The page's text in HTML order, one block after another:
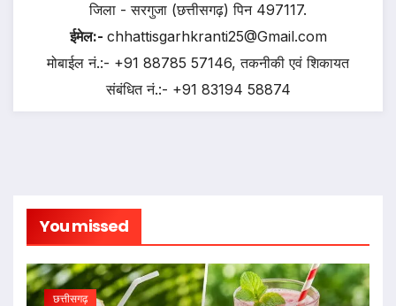
जिला - सरगुजा (छत्तीसगढ़) पिन 497117.
ईमेल:- chhattisgarhkranti25@Gmail.com
मोबाईल नं.:- +91 88785 57146, तकनीकी एवं शिकायत
संबंधित नं.:- +91 83194 58874
You missed
छत्तीसगढ़